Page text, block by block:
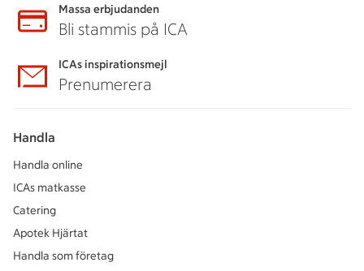
Massa erbjudanden
Bli stammis på ICA
ICAs inspirationsmejl
Prenumerera
Handla
Handla online
ICAs matkasse
Catering
Apotek Hjärtat
Handla som företag